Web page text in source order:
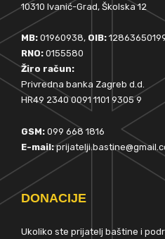
10310 Ivanić-Grad, Školska 12
MB: 01960938, OIB:
RNO: 0155580
Žiro račun:
Privredna banka Zagreb d.d.
HR49 2340 0091 1101 9305 9
GSM: 099 668 1816
E-mail:
DONACIJE
Ukoliko ste prijatelj baštine i